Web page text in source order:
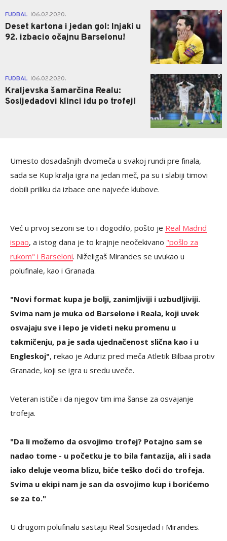
FUDBAL 06.02.2020.
Deset kartona i jedan gol: Injaki u
92. izbacio očajnu Barselonu!
0
FUDBAL 06.02.2020.
Kraljevska šamarčina Realu:
Sosijedadovi klinci idu po trofej!
0
Umesto dosadašnjih dvomeča u svakoj rundi pre finala,
sada se Kup kralja igra na jedan meč, pa su i slabiji timovi
dobili priliku da izbace one najveće klubove.
Već u prvoj sezoni se to i dogodilo, pošto je Real Madrid
ispao, a istog dana je to krajnje neočekivano "pošlo za
rukom" i Barseloni. Niželigaš Mirandes se uvukao u
polufinale, kao i Granada.
"Novi format kupa je bolji, zanimljiviji i uzbudljiviji.
Svima nam je muka od Barselone i Reala, koji uvek
osvajaju sve i lepo je videti neku promenu u
takmičenju, pa je sada ujednačenost slična kao i u
Engleskoj", rekao je Aduriz pred meča Atletik Bilbaa protiv
Granade, koji se igra u sredu uveče.
Veteran ističe i da njegov tim ima šanse za osvajanje
trofeja.
"Da li možemo da osvojimo trofej? Potajno sam se
nadao tome - u početku je to bila fantazija, ali i sada
iako deluje veoma blizu, biće teško doći do trofeja.
Svima u ekipi nam je san da osvojimo kup i borićemo
se za to."
U drugom polufinalu sastaju Real Sosijedad i Mirandes.